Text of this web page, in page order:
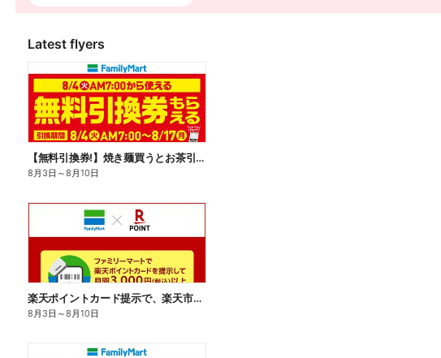
Latest flyers
【無料引換券!】焼き麺買うとお茶引換券貰える!
8月3日 ～8月10日
楽天ポイントカード提示で、楽天市場でのお買い物がおトクに!
8月3日 ～8月10日